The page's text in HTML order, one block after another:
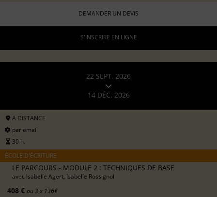
DEMANDER UN DEVIS
S'INSCRIRE EN LIGNE
22 SEPT. 2026
14 DÉC. 2026
A DISTANCE
par email
30 h.
ÉCOLE D'ÉCRITURE
LE PARCOURS - MODULE 2 : TECHNIQUES DE BASE
avec Isabelle Agert, Isabelle Rossignol
408 € ou 3 x 136€